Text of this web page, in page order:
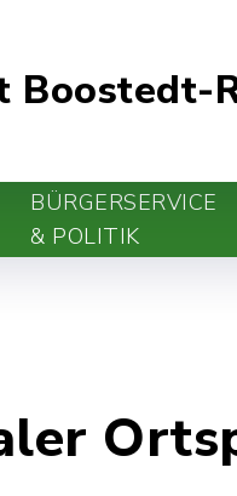
Boostedt-
BÜRGERSERVICE
& POLITIK